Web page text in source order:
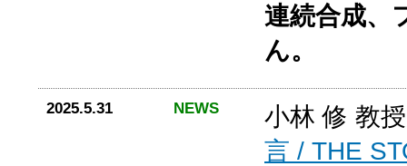
連続合成、
ん。
2025.5.31 NEWS
小林 修 教
⾔ / THE